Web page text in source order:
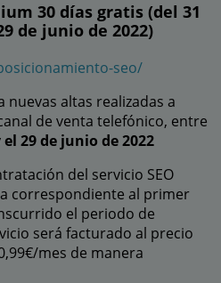
30 días gratis (del 31
de junio de 2022)
seo/
altas realizadas a
de venta telefónico, entre
29 de junio de 2022
del servicio SEO
correspondiente al primer
el periodo de
será facturado al precio
mes de manera